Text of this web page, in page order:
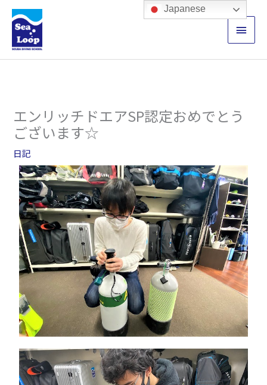
キ
メ
イ
ン
ニ
エンリッチドエアSP認定おめでとう
ございます☆
日記
Japanese